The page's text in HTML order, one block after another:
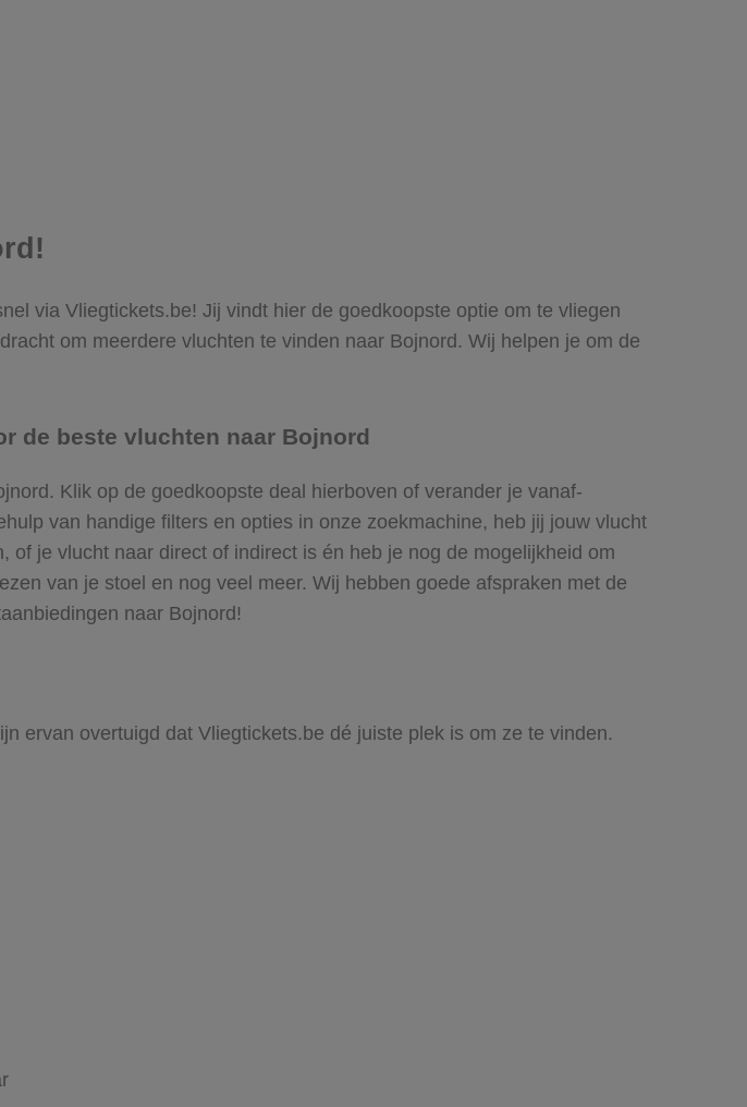
via Vliegtickets.be! Jij vindt hier de goedkoopste optie om te vliegen
om meerdere vluchten te vinden naar Bojnord. Wij helpen je om de
de beste vluchten naar Bojnord
Klik op de goedkoopste deal hierboven of verander je vanaf-
van handige filters en opties in onze zoekmachine, heb jij jouw vlucht
je vlucht naar direct of indirect is én heb je nog de mogelijkheid om
van je stoel en nog veel meer. Wij hebben goede afspraken met de
naar Bojnord!
ervan overtuigd dat Vliegtickets.be dé juiste plek is om ze te vinden.